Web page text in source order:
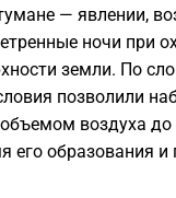
— явлении,
ночи при
земли. По
позволили
воздуха до
его образования и